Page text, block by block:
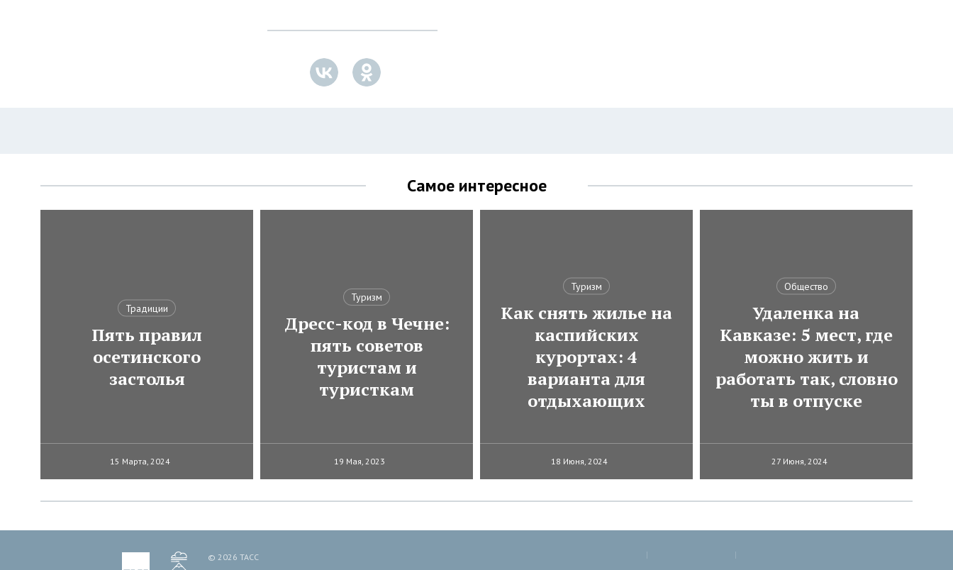
Самое интересное
Традиции
Пять правил
осетинского
застолья
15 Марта, 2024
Туризм
Дресс-код в Чечне:
пять советов
туристам и
туристкам
19 Мая, 2023
Туризм
Как снять жилье на
каспийских
курортах: 4
варианта для
отдыхающих
18 Июня, 2024
Общество
Удаленка на
Кавказе: 5 мест, где
можно жить и
работать так, словно
ты в отпуске
27 Июня, 2024
© 2026 ТАСС